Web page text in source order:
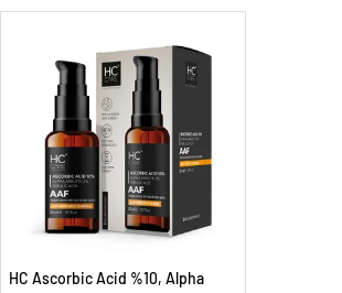
HC Ascorbic Acid %10, Alpha